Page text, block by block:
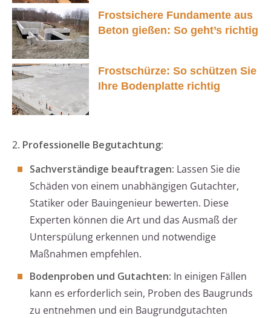
Frostsichere Fundamente aus
Beton gießen: So geht’s richtig
Frostschürze: So schützen Sie
Ihre Bodenplatte richtig
2. Professionelle Begutachtung:
Sachverständige beauftragen: Lassen Sie die
Schäden von einem unabhängigen Gutachter,
Statiker oder Bauingenieur bewerten. Diese
Experten können die Art und das Ausmaß der
Unterspülung erkennen und notwendige
Maßnahmen empfehlen.
Bodenproben und Gutachten: In einigen Fällen
kann es erforderlich sein, Proben des Baugrunds
zu entnehmen und ein Baugrundgutachten